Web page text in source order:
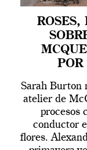
ROSES,
POR
Sarah Burton
atelier de
procesos
conductor
flores.